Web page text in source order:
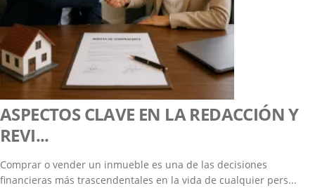
ASPECTOS CLAVE EN LA REDACCIÓN Y
REVI...
Comprar o vender un inmueble es una de las decisiones
financieras más trascendentales en la vida de cualquier pers...